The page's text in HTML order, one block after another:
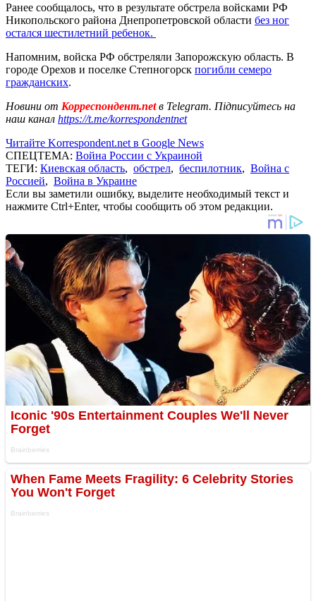
Ранее сообщалось, что в результате обстрела войсками РФ
Никопольского района Днепропетровской области без ног
остался шестилетний ребенок.
Напомним, войска РФ обстреляли Запорожскую область. В
городе Орехов и поселке Степногорск погибли семеро
гражданских.
Новини от Корреспондент.netв Telegram. Підписуйтесь на
наш канал https://t.me/korrespondentnet
Читайте Korrespondent.net в Google News
СПЕЦТЕМА: Война России с Украиной
ТЕГИ: Киевская область, обстрел, беспилотник, Война с
Россией, Война в Украине
Если вы заметили ошибку, выделите необходимый текст и
нажмите Ctrl+Enter, чтобы сообщить об этом редакции.